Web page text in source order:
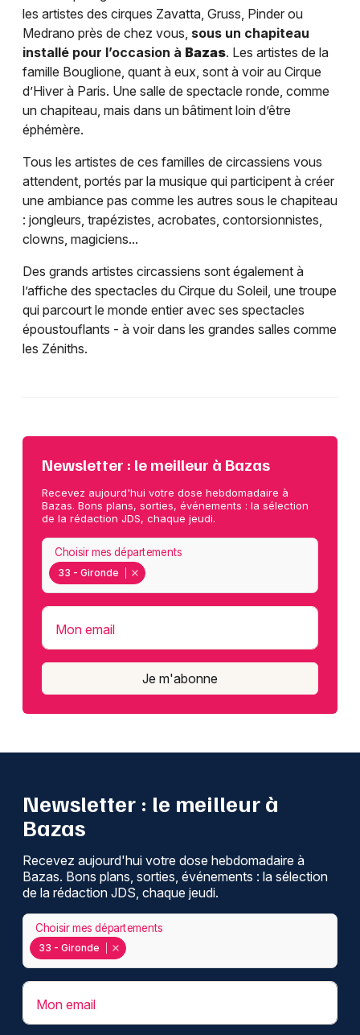
les artistes des cirques Zavatta, Gruss, Pinder ou
Medrano près de chez vous, sous un chapiteau
installé pour l’occasion à Bazas. Les artistes de la
famille Bouglione, quant à eux, sont à voir au Cirque
d’Hiver à Paris. Une salle de spectacle ronde, comme
un chapiteau, mais dans un bâtiment loin d’être
éphémère.
Tous les artistes de ces familles de circassiens vous
attendent, portés par la musique qui participent à créer
une ambiance pas comme les autres sous le chapiteau
: jongleurs, trapézistes, acrobates, contorsionnistes,
clowns, magiciens...
Des grands artistes circassiens sont également à
l’affiche des spectacles du Cirque du Soleil, une troupe
qui parcourt le monde entier avec ses spectacles
époustouflants - à voir dans les grandes salles comme
les Zéniths.
Newsletter : le meilleur à Bazas
Recevez aujourd'hui votre dose hebdomadaire à
Bazas. Bons plans, sorties, événements : la sélection
de la rédaction JDS, chaque jeudi.
33 - Gironde
Choisir mes départements
Mon email
Je m'abonne
Newsletter : le meilleur à
Bazas
Recevez aujourd'hui votre dose hebdomadaire à
Bazas. Bons plans, sorties, événements : la sélection
de la rédaction JDS, chaque jeudi.
33 - Gironde
Choisir mes départements
Mon email